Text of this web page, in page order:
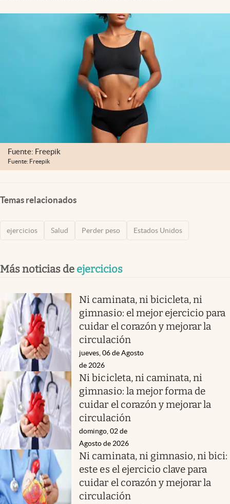
Fuente: Freepik
Fuente: Freepik
Temas relacionados
ejercicios Salud Perder peso Estados Unidos
Más noticias de ejercicios
Ni caminata, ni bicicleta, ni
gimnasio: el mejor ejercicio para
cuidar el corazón y mejorar la
circulación
jueves, 06 de Agosto
de 2026
Ni bicicleta, ni caminata, ni
gimnasio: la mejor forma de
cuidar el corazón y mejorar la
circulación
domingo, 02 de
Agosto de 2026
Ni caminata, ni gimnasio, ni bici:
este es el ejercicio clave para
cuidar el corazón y mejorar la
circulación